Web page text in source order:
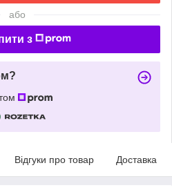
або
з
Відгуки про товар Доставка